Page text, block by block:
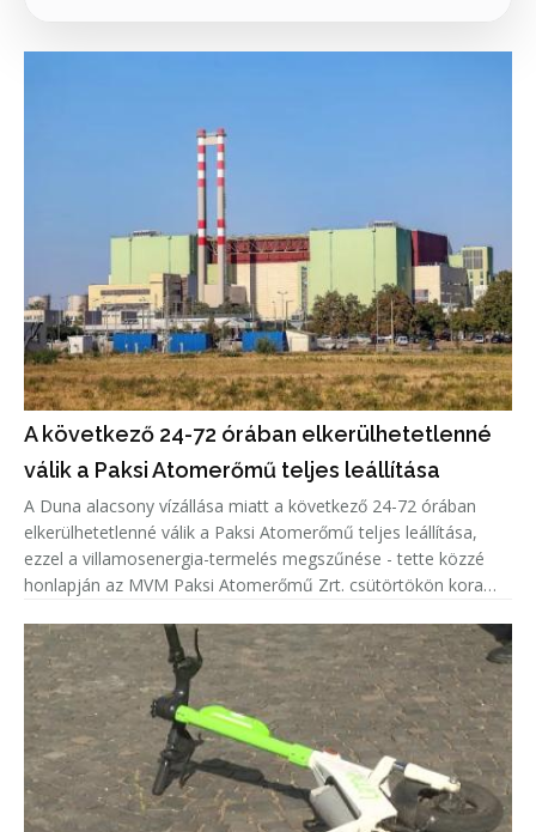
A következő 24-72 órában elkerülhetetlenné
válik a Paksi Atomerőmű teljes leállítása
A Duna alacsony vízállása miatt a következő 24-72 órában
elkerülhetetlenné válik a Paksi Atomerőmű teljes leállítása,
ezzel a villamosenergia-termelés megszűnése - tette közzé
honlapján az MVM Paksi Atomerőmű Zrt. csütörtökön kora